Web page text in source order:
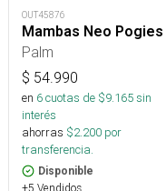
OUT45876
Mambas Neo Pogies
Palm
$ 54.990
en 6cuotas de $9.165sin
interés
ahorras $2.200 por
transferencia.
Disponible
+5 Vendidos